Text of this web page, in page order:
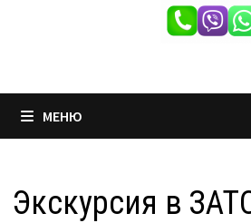
МЕНЮ
Экскурсия в